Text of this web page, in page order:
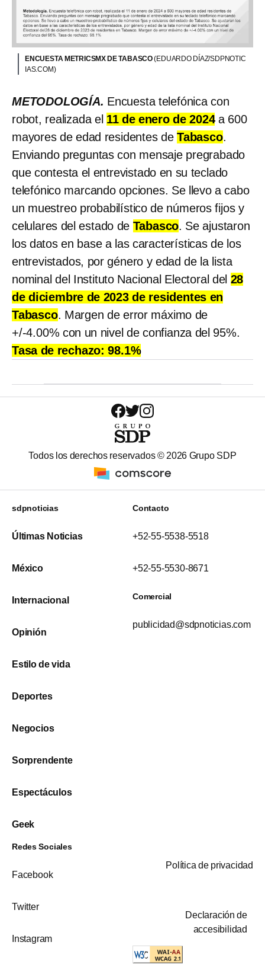
ENCUESTA METRICSMX DE TABASCO(EDUARDO DÍAZ/SDPNOTIC
IAS.COM)
METODOLOGÍA. Encuesta telefónica con
robot, realizada el 11 de enero de 2024a 600
mayores de edad residentes de Tabasco.
Enviando preguntas con mensaje pregrabado
que contesta el entrevistado en su teclado
telefónico marcando opciones. Se llevo a cabo
un muestreo probabilístico de números fijos y
celulares del estado de Tabasco. Se ajustaron
los datos en base a las características de los
entrevistados, por género y edad de la lista
nominal del Instituto Nacional Electoral del 28
de diciembre de 2023 de residentes en
Tabasco. Margen de error máximo de
+/-4.00% con un nivel de confianza del 95%.
Tasa de rechazo: 98.1%
Todos los derechos reservados © 2026 Grupo SDP
sdpnoticias
Últimas Noticias
México
Internacional
Opinión
Estilo de vida
Deportes
Negocios
Sorprendente
Espectáculos
Geek
Contacto
+52-55-5538-5518
+52-55-5530-8671
Comercial
publicidad@sdpnoticias.com
Redes Sociales
Facebook
Twitter
Instagram
Política de privacidad
Declaración de
accesibilidad